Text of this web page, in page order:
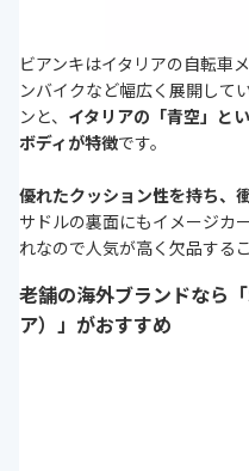
ビアンキはイタリアの自転車
ンバイクなど幅広く展開して
ンと、 イタリアの「青空」と
ボディが特徴です。
優れたクッション性を持ち、
サドルの裏面にもイメージカ
れなので人気が高く欠品する
老舗の海外ブランドなら
ア）」がおすすめ